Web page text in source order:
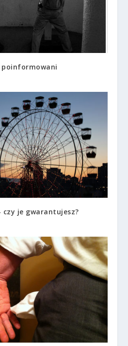
poinformowani
czy je gwarantujesz?